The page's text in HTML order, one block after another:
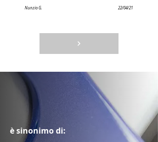
Nunzio G. 22/04/21
è sinonimo di: